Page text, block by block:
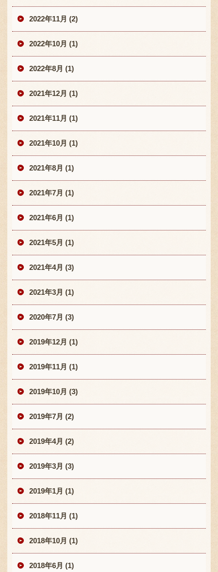
2022年11月 (2)
2022年10月 (1)
2022年8月 (1)
2021年12月 (1)
2021年11月 (1)
2021年10月 (1)
2021年8月 (1)
2021年7月 (1)
2021年6月 (1)
2021年5月 (1)
2021年4月 (3)
2021年3月 (1)
2020年7月 (3)
2019年12月 (1)
2019年11月 (1)
2019年10月 (3)
2019年7月 (2)
2019年4月 (2)
2019年3月 (3)
2019年1月 (1)
2018年11月 (1)
2018年10月 (1)
2018年6月 (1)